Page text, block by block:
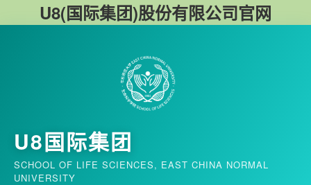
U8(国际集团)股份有限公司官网
U8国际集团
SCHOOL OF LIFE SCIENCES, EAST CHINA NORMAL
UNIVERSITY